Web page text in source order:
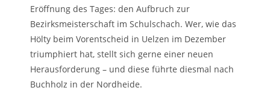
Eröffnung des Tages: den Aufbruch zur
Bezirksmeisterschaft im Schulschach. Wer, wie das
Hölty beim Vorentscheid in Uelzen im Dezember
triumphiert hat, stellt sich gerne einer neuen
Herausforderung – und diese führte diesmal nach
Buchholz in der Nordheide.